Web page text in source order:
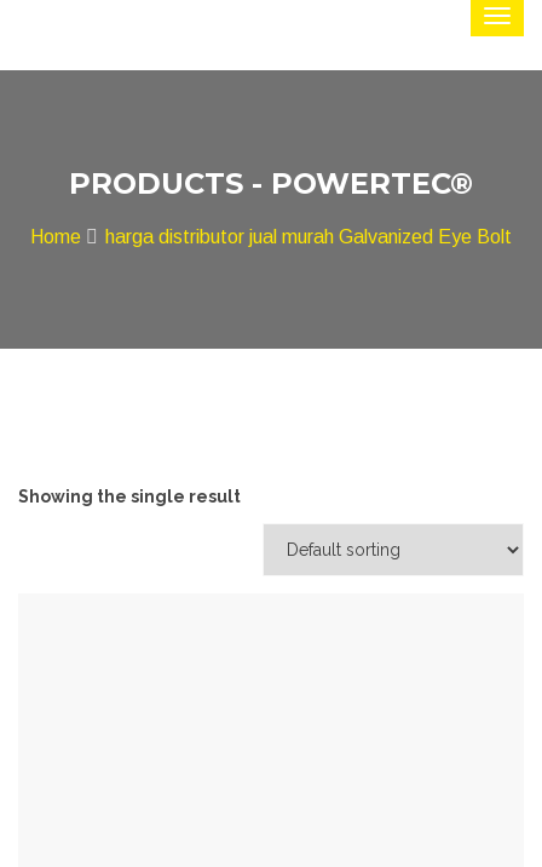
PRODUCTS - POWERTEC®
Home harga distributor jual murah Galvanized Eye Bolt
Showing the single result